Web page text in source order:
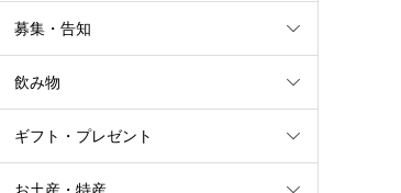
募集・告知
飲み物
ギフト・プレゼント
お土産・特産